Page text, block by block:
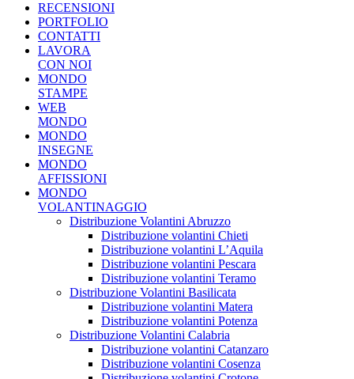
RECENSIONI
PORTFOLIO
CONTATTI
LAVORA
CON NOI
MONDO
STAMPE
WEB
MONDO
MONDO
INSEGNE
MONDO
AFFISSIONI
MONDO
VOLANTINAGGIO
Distribuzione Volantini Abruzzo
Distribuzione volantini Chieti
Distribuzione volantini L’Aquila
Distribuzione volantini Pescara
Distribuzione volantini Teramo
Distribuzione Volantini Basilicata
Distribuzione volantini Matera
Distribuzione volantini Potenza
Distribuzione Volantini Calabria
Distribuzione volantini Catanzaro
Distribuzione volantini Cosenza